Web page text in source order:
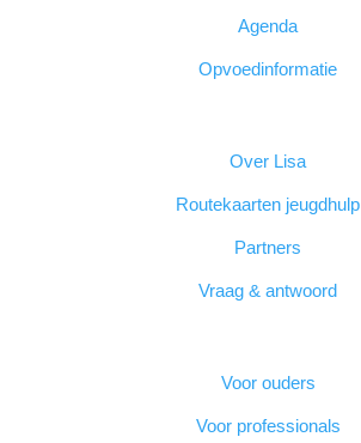
Agenda
Opvoedinformatie
Over Lisa
Routekaarten jeugdhulp
Partners
Vraag & antwoord
Voor ouders
Voor professionals